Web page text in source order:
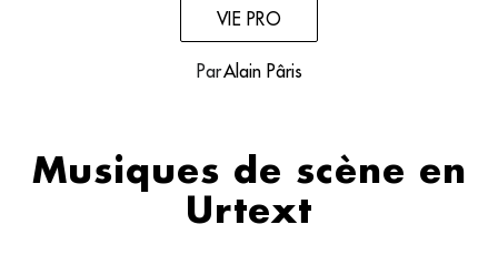
VIE PRO
ParAlain Pâris
Musiques de scène en
Urtext